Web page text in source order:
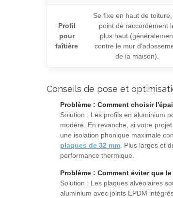
Profil
pour
faîtière
Se fixe en haut de
point de raccordement
plus haut
contre le mur
de la maison).
Conseils de pose et
Problème : Comment choisir
Solution : Les profils en aluminium
modéré. En revanche, si votre
une isolation phonique maximale
plaques de 32 mm. Plus larges et
performance thermique.
Problème : Comment éviter que
Solution : Les plaques alvéolaires
aluminium avec joints EPDM